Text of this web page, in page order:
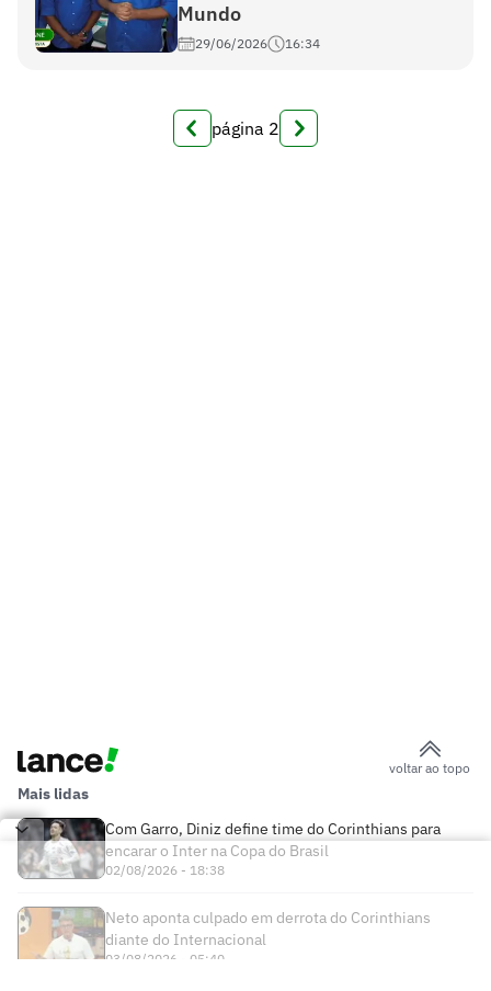
Mundo
29/06/2026 16:34
página 2
voltar ao topo
Mais lidas
Com Garro, Diniz define time do Corinthians para
encarar o Inter na Copa do Brasil
02/08/2026 - 18:38
Neto aponta culpado em derrota do Corinthians
diante do Internacional
03/08/2026 - 05:40